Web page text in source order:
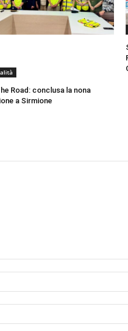
Road: conclusa la nona
a Sirmione